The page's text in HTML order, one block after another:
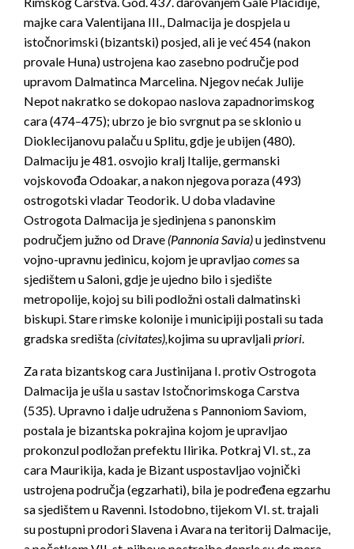
majke cara Valentijana III., Dalmacija je dospjela u
istočnorimski (bizantski) posjed, ali je već 454 (nakon
provale Huna) ustrojena kao zasebno područje pod
upravom Dalmatinca Marcelina. Njegov nećak Julije
Nepot nakratko se dokopao naslova zapadnorimskog
cara (474–475); ubrzo je bio svrgnut pa se sklonio u
Dioklecijanovu palaču u Splitu, gdje je ubijen (480).
Dalmaciju je 481. osvojio kralj Italije, germanski
vojskovođa Odoakar, a nakon njegova poraza (493)
ostrogotski vladar Teodorik. U doba vladavine
Ostrogota Dalmacija je sjedinjena s panonskim
područjem južno od Drave (Pannonia Savia)u jedinstvenu
vojno-upravnu jedinicu, kojom je upravljaocomessa
sjedištem u Saloni, gdje je ujedno bilo i sjedište
metropolije, kojoj su bili podložni ostali dalmatinski
biskupi. Stare rimske kolonije i municipiji postali su tada
gradska središta (civitates), kojima su upravljalipriori
Za rata bizantskog cara Justinijana I. protiv Ostrogota
Dalmacija je ušla u sastav Istočnorimskoga Carstva
(535). Upravno i dalje udružena s Pannoniom Saviom,
postala je bizantska pokrajina kojom je upravljao
prokonzul podložan prefektu Ilirika. Potkraj VI. st., za
cara Maurikija, kada je Bizant uspostavljao vojnički
ustrojena područja (egzarhati), bila je podređena egzarhu
sa sjedištem u Ravenni. Istodobno, tijekom VI. st. trajali
su postupni prodori Slavena i Avara na teritorij Dalmacije,